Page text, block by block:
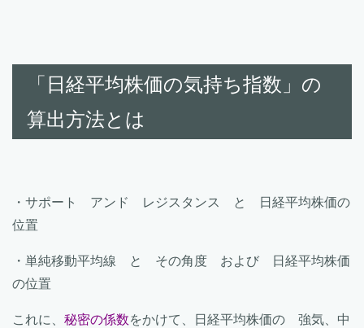
「日経平均株価の気持ち指数」の
算出方法とは
・サポート アンド レジスタンス と 日経平均株価の
位置
・単純移動平均線 と その角度 および 日経平均株価
の位置
これに、 秘密の係数をかけて、日経平均株価の 強気、中